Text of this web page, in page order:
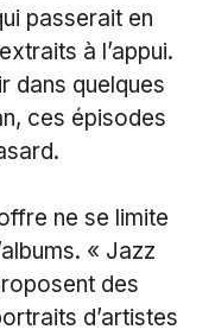
passerait en
à l’appui.
dans quelques
ces épisodes
ne se limite
« Jazz
des
d’artistes